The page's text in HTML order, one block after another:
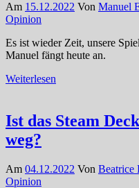
Am 15.12.2022 Von Manuel
Opinion
Es ist wieder Zeit, unsere
Manuel fängt heute an.
Weiterlesen
Ist das Steam
weg?
Am 04.12.2022 Von Beatrice
Opinion